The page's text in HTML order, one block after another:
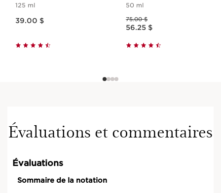
125 ml
39.00 $
50 ml
75.00 $
Nouveau prix 56.25 $
56.25 $
Évaluations et commentaires